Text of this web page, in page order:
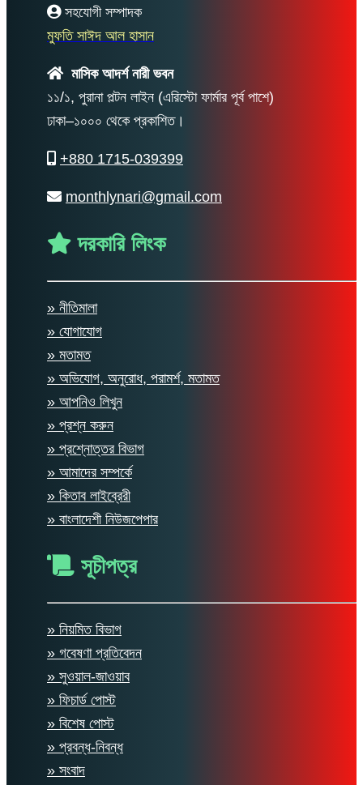
সহযোগী সম্পাদক
মুফতি সাঈদ আল হাসান
মাসিক আদর্শ নারী ভবন
১১/১, পুরানা পল্টন লাইন (এরিস্টো ফার্মার পূর্ব পাশে)
ঢাকা–১০০০ থেকে প্রকাশিত।
+880 1715-039399
monthlynari@gmail.com
দরকারি লিংক
» নীতিমালা
» যোগাযোগ
» মতামত
» অভিযোগ, অনুরোধ, পরামর্শ, মতামত
» আপনিও লিখুন
» প্রশ্ন করুন
» প্রশ্নোত্তর বিভাগ
» আমাদের সম্পর্কে
» কিতাব লাইব্রেরী
» বাংলাদেশী নিউজপেপার
সূচীপত্র
» নিয়মিত বিভাগ
» গবেষণা প্রতিবেদন
» সুওয়াল-জাওয়াব
» ফিচার্ড পোস্ট
» বিশেষ পোস্ট
» প্রবন্ধ-নিবন্ধ
» সংবাদ